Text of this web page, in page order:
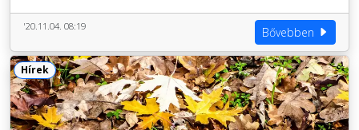
'20.11.04. 08:19 Bővebben
Hírek